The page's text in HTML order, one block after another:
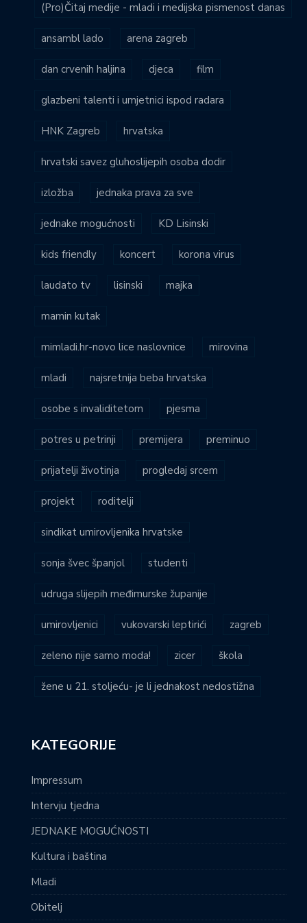
(Pro)Čitaj medije - mladi i medijska pismenost danas
ansambl lado arena zagreb
dan crvenih haljina djeca film
glazbeni talenti i umjetnici ispod radara
HNK Zagreb hrvatska
hrvatski savez gluhoslijepih osoba dodir
izložba jednaka prava za sve
jednake mogućnosti KD Lisinski
kids friendly koncert korona virus
laudato tv lisinski majka
mamin kutak
mimladi.hr-novo lice naslovnice mirovina
mladi najsretnija beba hrvatska
osobe s invaliditetom pjesma
potres u petrinji premijera preminuo
prijatelji životinja progledaj srcem
projekt roditelji
sindikat umirovljenika hrvatske
sonja švec španjol studenti
udruga slijepih međimurske županije
umirovljenici vukovarski leptirići zagreb
zeleno nije samo moda! zicer škola
žene u 21. stoljeću- je li jednakost nedostižna
KATEGORIJE
Impressum
Intervju tjedna
JEDNAKE MOGUĆNOSTI
Kultura i baština
Mladi
Obitelj